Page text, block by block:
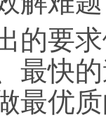
要求
最快
最优